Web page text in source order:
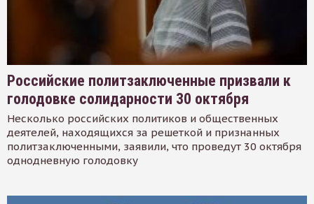
Российские политзаключенные призвали к
голодовке солидарности 30 октября
Несколько российских политиков и общественных
деятелей, находящихся за решеткой и признанных
политзаключенными, заявили, что проведут 30 октября
однодневную голодовку